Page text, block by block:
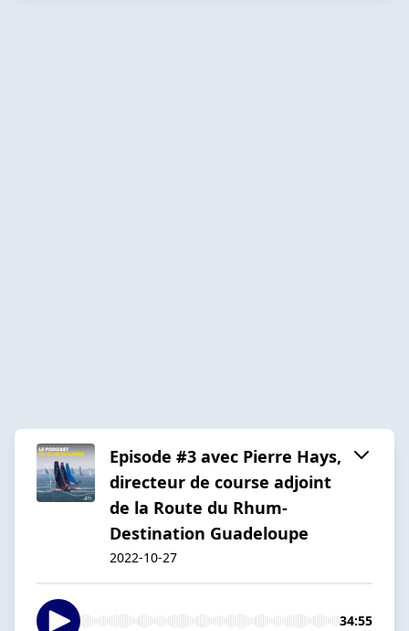
Episode #3 avec Pierre Hays,
directeur de course adjoint
de la Route du Rhum-
Destination Guadeloupe
2022-10-27
34:55